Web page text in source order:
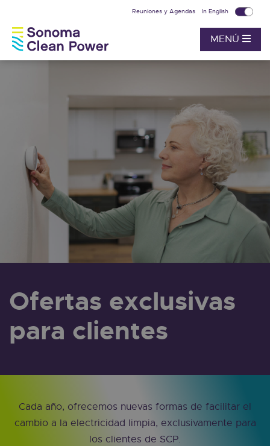
MENÚ
Reuniones y Agendas In English
Ofertas exclusivas
para clientes
Cada año, ofrecemos nuevas formas de facilitar el
cambio a la electricidad limpia, exclusivamente para
los clientes de SCP.